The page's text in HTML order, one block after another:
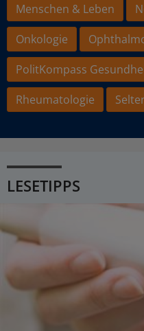
Menschen & Leben
Onkologie
PolitKompass
Rheumatologie
LESETIPPS